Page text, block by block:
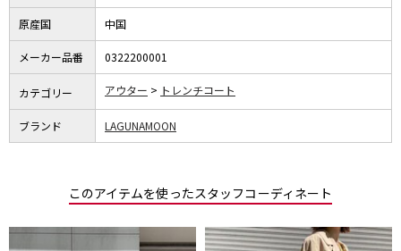
原産国 中国
メーカー品番 0322200001
カテゴリー アウター トレンチコート
ブランド LAGUNAMOON
このアイテムを使ったスタッフコーディネート